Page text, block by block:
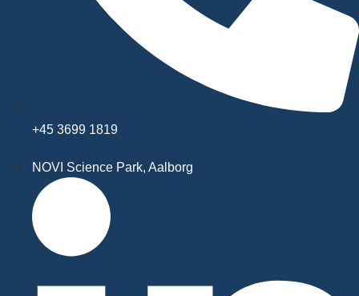
+45 3699 1819
NOVI Science Park, Aalborg